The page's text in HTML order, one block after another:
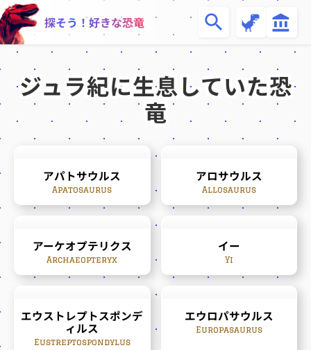
探そう！好きな恐竜
恐
竜
ジュラ紀に生息していた恐
竜
アパトサウルス
Apatosaurus
アロサウルス
Allosaurus
アーケオプテリクス
Archaeopteryx
イー
Yi
エウストレプトスポンデ
ィルス
Eustreptospondylus
エウロパサウルス
Europasaurus